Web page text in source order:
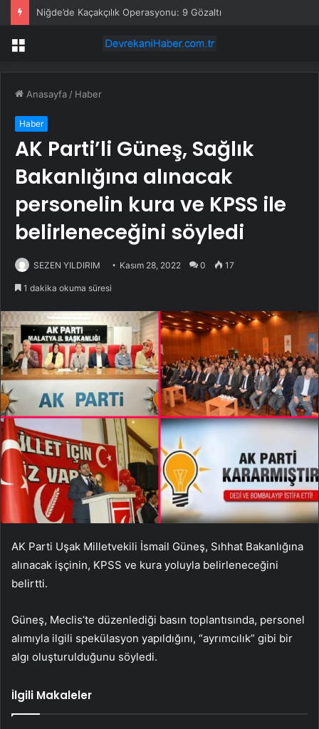
Niğde’de Kaçakçılık Operasyonu: 9 Gözaltı
Menü
Anasayfa / Haber
Haber
AK Parti’li Güneş, Sağlık
Bakanlığına alınacak
personelin kura ve KPSS ile
belirleneceğini söyledi
SEZEN YILDIRIM Kasım 28, 2022 0 17
1 dakika okuma süresi
AK Parti Uşak Milletvekili İsmail Güneş, Sıhhat Bakanlığına
alınacak işçinin, KPSS ve kura yoluyla belirleneceğini
belirtti.
Güneş, Meclis’te düzenlediği basın toplantısında, personel
alımıyla ilgili spekülasyon yapıldığını, “ayrımcılık” gibi bir
algı oluşturulduğunu söyledi.
İlgili Makaleler